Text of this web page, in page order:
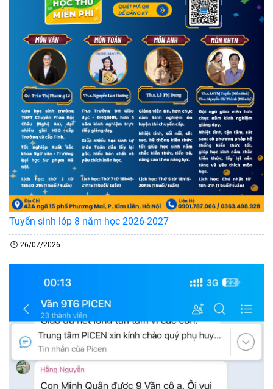
Tuyển sinh lớp 8 năm học 2026-2027
26/07/2026